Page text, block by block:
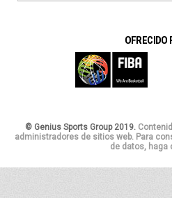
OFRECIDO
© Genius Sports Group 2019.
administradores de sitios web. Para
de datos, haga